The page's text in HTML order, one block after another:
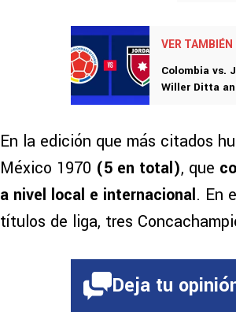
VER TAMBIÉN
Colombia vs.
Willer Ditta
En la edición que más citados
México 1970 (5 en total), que
a nivel local e internacional. En
títulos de liga, tres
Deja tu